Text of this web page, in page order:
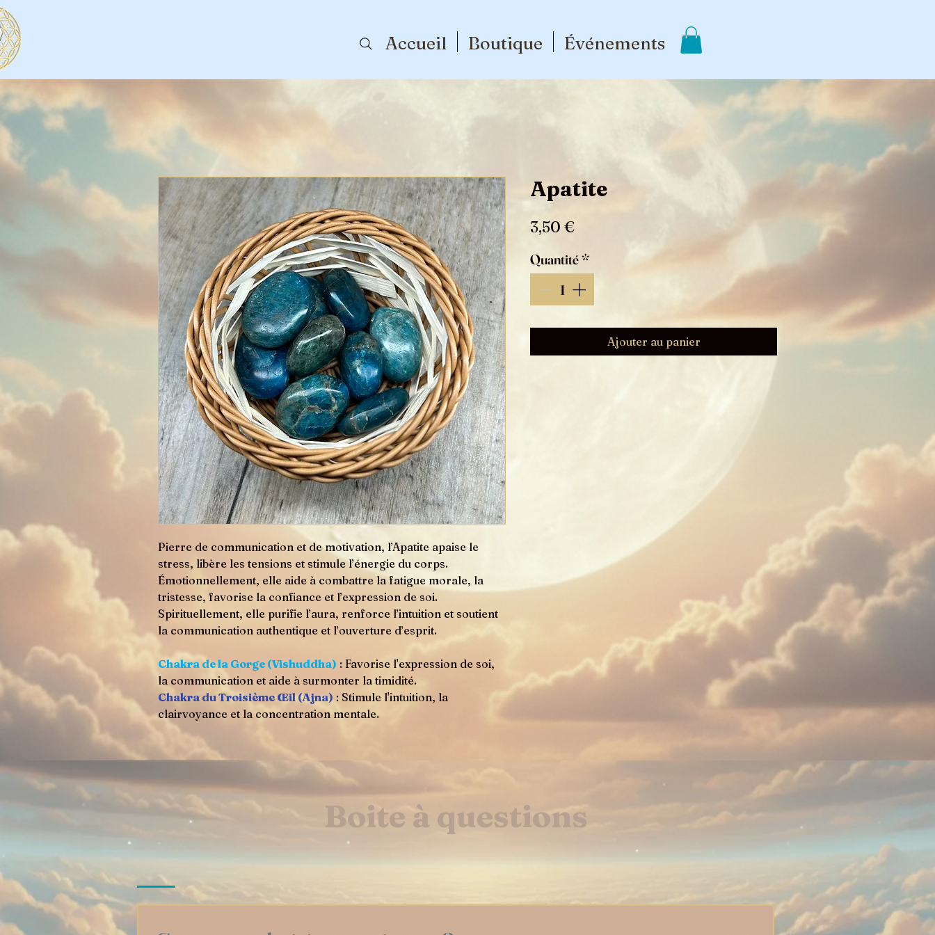
Accueil Boutique Événements
Pierre de communication et de motivation, l’Apatite apaise le
stress, libère les tensions et stimule l’énergie du corps.
Émotionnellement, elle aide à combattre la fatigue morale, la
tristesse, favorise la confiance et l’expression de soi.
Spirituellement, elle purifie l’aura, renforce l’intuition et soutient
la communication authentique et l’ouverture d’esprit.
Chakra de la Gorge (Vishuddha) : Favorise l'expression de soi,
la communication et aide à surmonter la timidité.
Chakra du Troisième Œil (Ajna) : Stimule l'intuition, la
clairvoyance et la concentration mentale.
Apatite
3,50 €Prix
Quantité*
Ajouter au panier
Boite à questions